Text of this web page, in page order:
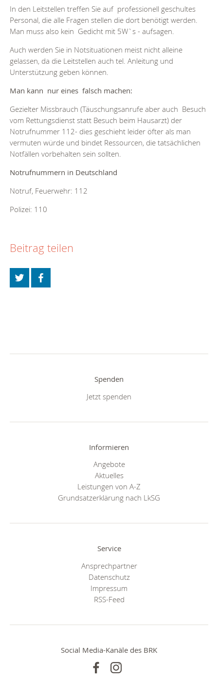
In den Leitstellen treffen Sie auf professionell geschultes
Personal, die alle Fragen stellen die dort benötigt werden.
Man muss also kein Gedicht mit 5W`s - aufsagen.
Auch werden Sie in Notsituationen meist nicht alleine
gelassen, da die Leitstellen auch tel. Anleitung und
Unterstützung geben können.
Man kann nur eines falsch machen:
Gezielter Missbrauch (Täuschungsanrufe aber auch Besuch
vom Rettungsdienst statt Besuch beim Hausarzt) der
Notrufnummer 112- dies geschieht leider öfter als man
vermuten würde und bindet Ressourcen, die tatsächlichen
Notfällen vorbehalten sein sollten.
Notrufnummern in Deutschland
Notruf, Feuerwehr: 112
Polizei: 110
Beitrag teilen
Spenden
Jetzt spenden
Informieren
Angebote
Aktuelles
Leistungen von A-Z
Grundsatzerklärung nach LkSG
Service
Ansprechpartner
Datenschutz
Impressum
RSS-Feed
Social Media-Kanäle des BRK